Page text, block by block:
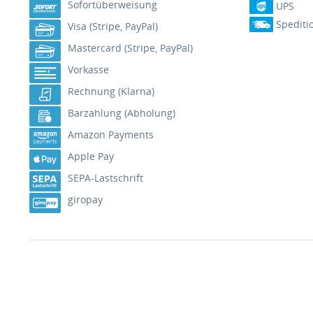
Sofortüberweisung
Visa (Stripe, PayPal)
Mastercard (Stripe, PayPal)
Vorkasse
Rechnung (Klarna)
Barzahlung (Abholung)
Amazon Payments
Apple Pay
SEPA-Lastschrift
giropay
UPS